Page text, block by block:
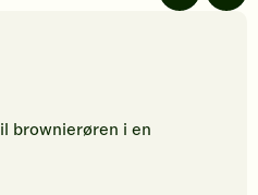
brownierøren i en